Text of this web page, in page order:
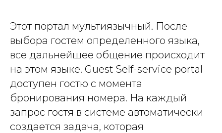
Этот портал мультиязычный. После
выбора гостем определенного языка,
все дальнейшее общение происходит
на этом языке. Guest Self-service portal
доступен гостю с момента
бронирования номера. На каждый
запрос гостя в системе автоматически
создается задача, которая